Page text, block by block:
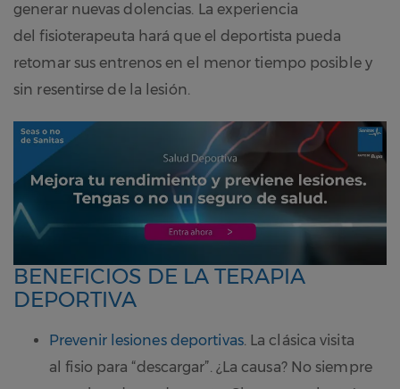
generar nuevas dolencias. La experiencia
del fisioterapeuta hará que el deportista pueda
retomar sus entrenos en el menor tiempo posible y
sin resentirse de la lesión.
BENEFICIOS DE LA TERAPIA
DEPORTIVA
Prevenir lesiones deportivas. La clásica visita
al fisio para “descargar”. ¿La causa? No siempre